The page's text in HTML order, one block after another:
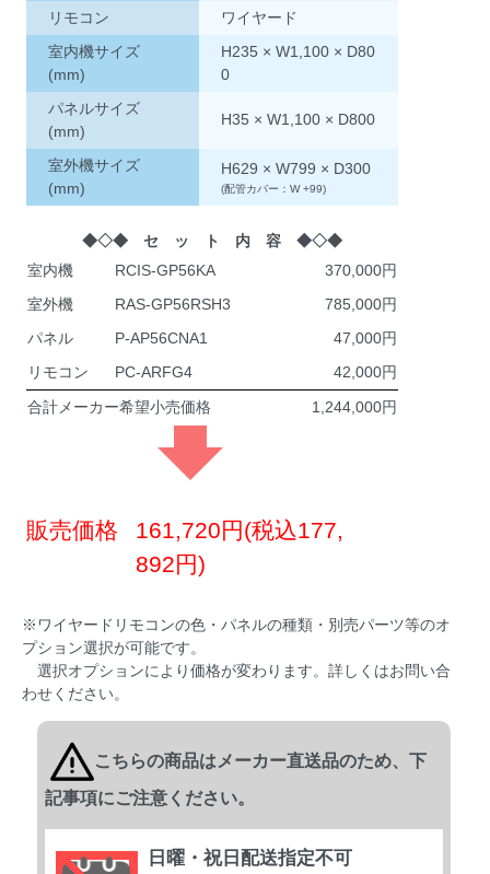
リモコン
ワイヤード
室内機サイズ
(mm)
H235 × W1,100 × D80
0
パネルサイズ
(mm)
H35 × W1,100 × D800
室外機サイズ
(mm)
H629 × W799 × D300
(配管カバー：W +99)
◆◇◆ セ ッ ト 内 容 ◆◇◆
室内機
RCIS-GP56KA
370,000
室外機
RAS-GP56RSH3
785,000
パネル
P-AP56CNA1
47,000
リモコン
PC-ARFG4
42,000
合計メーカー希望小売価格
1,244,000
販売価格
161,720円(税込177,
892円)
※ワイヤードリモコンの色・パネルの種類・別売パーツ等のオ
プション選択が可能です。
選択オプションにより価格が変わります。詳しくはお問い合
わせください。
こちらの商品はメーカー直送品のため、下
記事項にご注意ください。
日曜・祝日配送指定不可